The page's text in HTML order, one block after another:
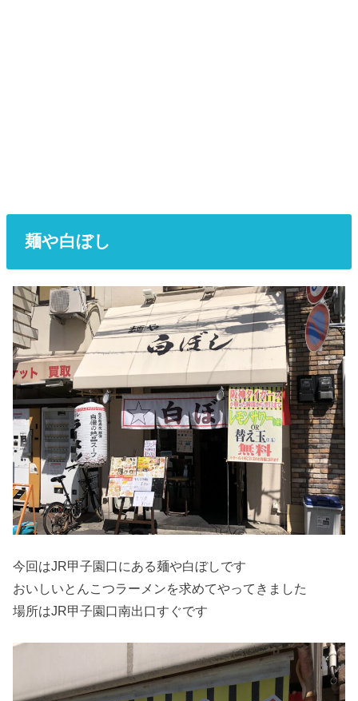
麺や白ぼし
今回はJR甲子園口にある麺や白ぼしです
おいしいとんこつラーメンを求めてやってきました
場所はJR甲子園口南出口すぐです